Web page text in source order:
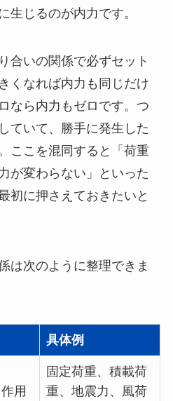
生じるのが内力です。
合いの関係で必ずセット
くなれば内力も同じだけ
なら内力もゼロです。つ
ていて、勝手に発生した
ここを混同すると「荷重
が変わらない」といった
初に押さえておきたいと
は次のように整理できま
具体例
用
固定荷重、積載荷
重、地震力、風荷